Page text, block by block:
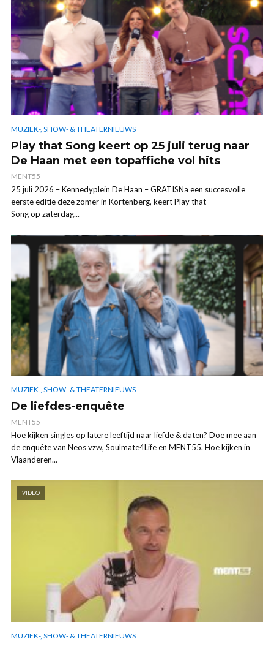
MUZIEK-, SHOW- & THEATERNIEUWS
Play that Song keert op 25 juli terug naar
De Haan met een topaffiche vol hits
MENT55
25 juli 2026 – Kennedyplein De Haan – GRATISNa een succesvolle
eerste editie deze zomer in Kortenberg, keert Play that
Song op zaterdag...
MUZIEK-, SHOW- & THEATERNIEUWS
De liefdes-enquête
MENT55
Hoe kijken singles op latere leeftijd naar liefde & daten? Doe mee aan
de enquête van Neos vzw, Soulmate4Life en MENT55. Hoe kijken in
Vlaanderen...
VIDEO
MUZIEK-, SHOW- & THEATERNIEUWS